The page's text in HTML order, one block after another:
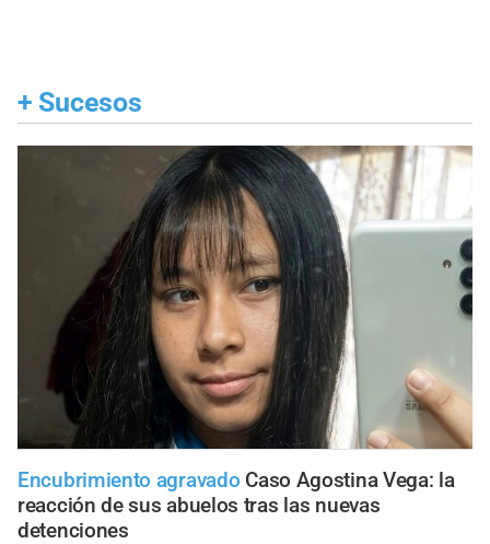
+ Sucesos
Encubrimiento agravado Caso Agostina Vega: la
reacción de sus abuelos tras las nuevas
detenciones